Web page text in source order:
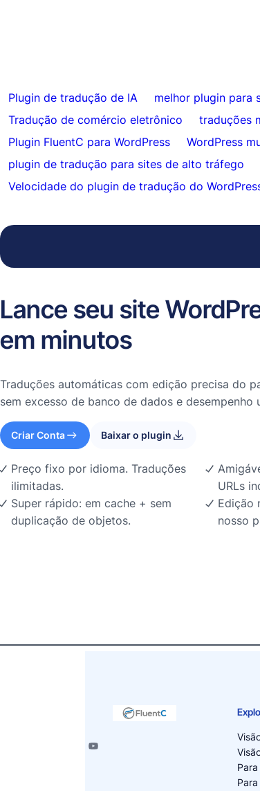
Plugin de tradução de IA melhor plugin para
Tradução de comércio eletrônico
traduções
Plugin FluentC para WordPress
WordPress
plugin de tradução para sites de alto tráfego
Velocidade do plugin de tradução do
Lance seu site
em minutos
Traduções automáticas com edição precisa do
sem excesso de banco de dados e desempenho
Criar Conta Baixar o plugin
Preço fixo por idioma. Traduções
ilimitadas.
Super rápido: em cache + sem
duplicação de objetos.
URLs
Edição
nosso